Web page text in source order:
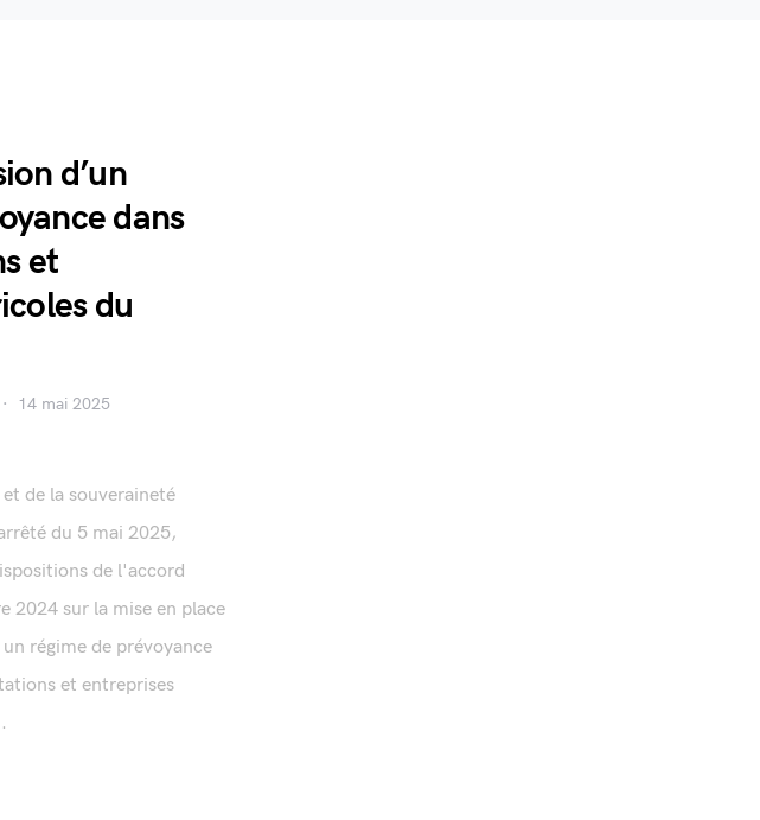
d’un
dans
et
du
14 mai 2025
de la souveraineté
du 5 mai 2025,
de l'accord
2024 sur la mise en place
régime de prévoyance
et entreprises